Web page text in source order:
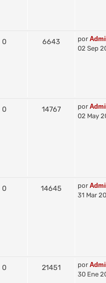
0 6643 por
02 Sep
0 14767 por
02 May
0 14645 por
31 Mar
0 21451 por
30 Ene